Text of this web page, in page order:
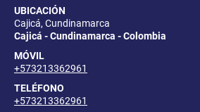
UBICACIÓN
Cajicá, Cundinamarca
Cajicá - Cundinamarca - Colombia
MÓVIL
+573213362961
TELÉFONO
+573213362961